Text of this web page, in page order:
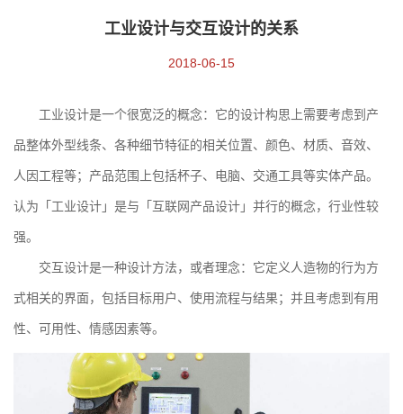
工业设计与交互设计的关系
2018-06-15
工业设计是一个很宽泛的概念：它的设计构思上需要考虑到产
品整体外型线条、各种细节特征的相关位置、颜色、材质、音效、
人因工程等；产品范围上包括杯子、电脑、交通工具等实体产品。
认为「工业设计」是与「互联网产品设计」并行的概念，行业性较
强。
交互设计是一种设计方法，或者理念：它定义人造物的行为方
式相关的界面，包括目标用户、使用流程与结果；并且考虑到有用
性、可用性、情感因素等。